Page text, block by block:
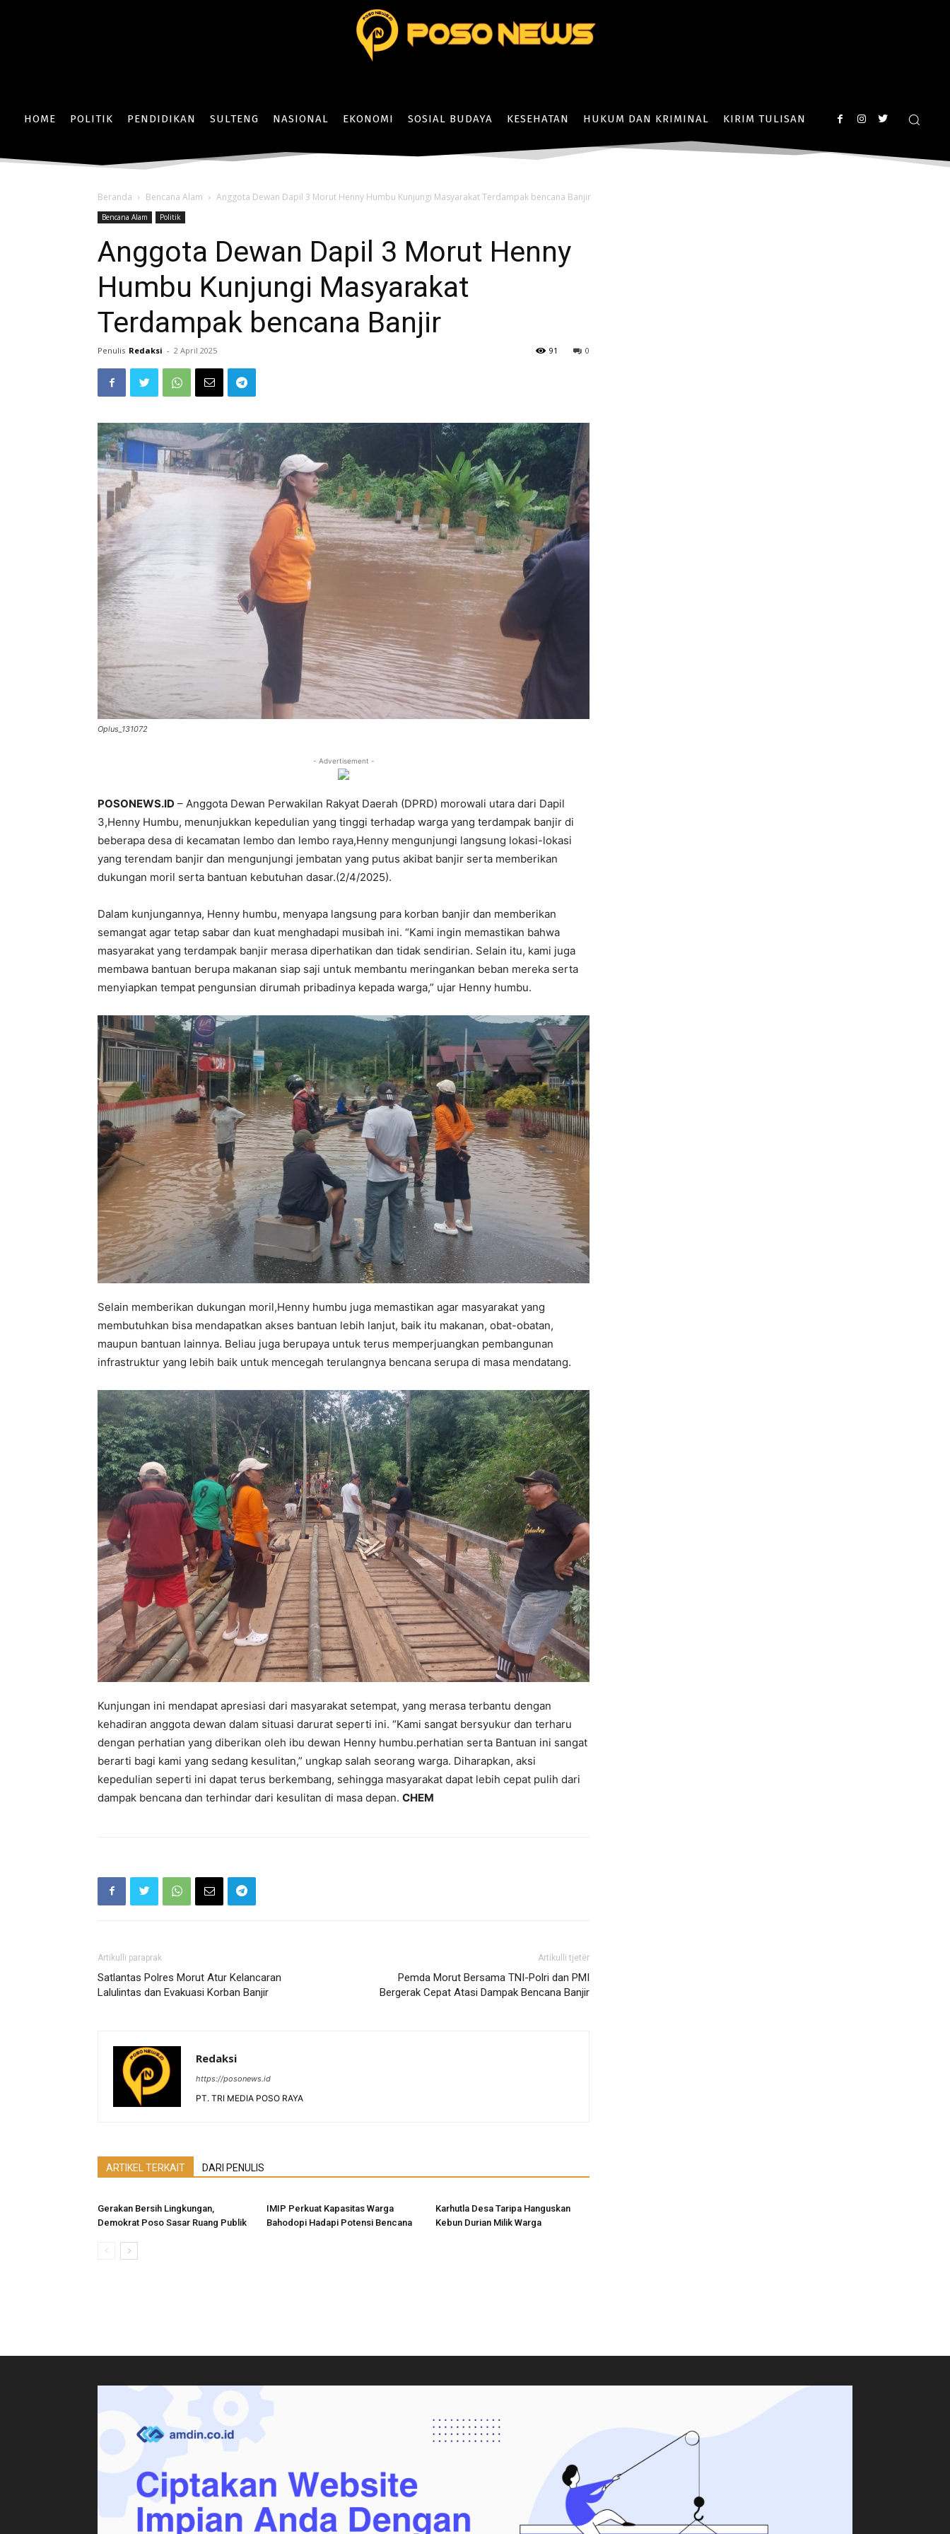
HOME POLITIK PENDIDIKAN SULTENG NASIONAL EKONOMI SOSIAL BUDAYA KESEHATAN HUKUM DAN KRIMINAL KIRIM TULISAN
Beranda Bencana Alam Anggota Dewan Dapil 3 Morut Henny Humbu Kunjungi Masyarakat Terdampak bencana Banjir
Bencana Alam Politik
Anggota Dewan Dapil 3 Morut Henny
Humbu Kunjungi Masyarakat
Terdampak bencana Banjir
Penulis Redaksi - 2 April 2025 0
91
Oplus_131072
- Advertisement -
POSONEWS.ID – Anggota Dewan Perwakilan Rakyat Daerah (DPRD) morowali utara dari Dapil
3,Henny Humbu, menunjukkan kepedulian yang tinggi terhadap warga yang terdampak banjir di
beberapa desa di kecamatan lembo dan lembo raya,Henny mengunjungi langsung lokasi-lokasi
yang terendam banjir dan mengunjungi jembatan yang putus akibat banjir serta memberikan
dukungan moril serta bantuan kebutuhan dasar.(2/4/2025).
Dalam kunjungannya, Henny humbu, menyapa langsung para korban banjir dan memberikan
semangat agar tetap sabar dan kuat menghadapi musibah ini. “Kami ingin memastikan bahwa
masyarakat yang terdampak banjir merasa diperhatikan dan tidak sendirian. Selain itu, kami juga
membawa bantuan berupa makanan siap saji untuk membantu meringankan beban mereka serta
menyiapkan tempat pengunsian dirumah pribadinya kepada warga,” ujar Henny humbu.
Selain memberikan dukungan moril,Henny humbu juga memastikan agar masyarakat yang
membutuhkan bisa mendapatkan akses bantuan lebih lanjut, baik itu makanan, obat-obatan,
maupun bantuan lainnya. Beliau juga berupaya untuk terus memperjuangkan pembangunan
infrastruktur yang lebih baik untuk mencegah terulangnya bencana serupa di masa mendatang.
Kunjungan ini mendapat apresiasi dari masyarakat setempat, yang merasa terbantu dengan
kehadiran anggota dewan dalam situasi darurat seperti ini. “Kami sangat bersyukur dan terharu
dengan perhatian yang diberikan oleh ibu dewan Henny humbu.perhatian serta Bantuan ini sangat
berarti bagi kami yang sedang kesulitan,” ungkap salah seorang warga. Diharapkan, aksi
kepedulian seperti ini dapat terus berkembang, sehingga masyarakat dapat lebih cepat pulih dari
dampak bencana dan terhindar dari kesulitan di masa depan. CHEM
Artikulli paraprak
Satlantas Polres Morut Atur Kelancaran
Lalulintas dan Evakuasi Korban Banjir
Artikulli tjetër
Pemda Morut Bersama TNI-Polri dan PMI
Bergerak Cepat Atasi Dampak Bencana Banjir
Redaksi
https://posonews.id
PT. TRI MEDIA POSO RAYA
ARTIKEL TERKAIT DARI PENULIS
Gerakan Bersih Lingkungan,
Demokrat Poso Sasar Ruang Publik
IMIP Perkuat Kapasitas Warga
Bahodopi Hadapi Potensi Bencana
Karhutla Desa Taripa Hanguskan
Kebun Durian Milik Warga